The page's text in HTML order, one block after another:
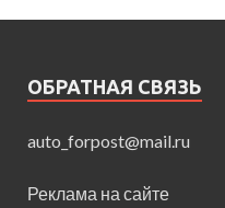
ОБРАТНАЯ СВЯЗЬ
auto_forpost@mail.ru
Реклама на сайте